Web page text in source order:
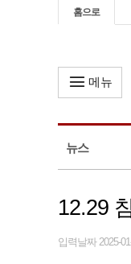
홈으로
영등포구, ‘2026년
메뉴
뉴스
12.29
입력날짜 2025-